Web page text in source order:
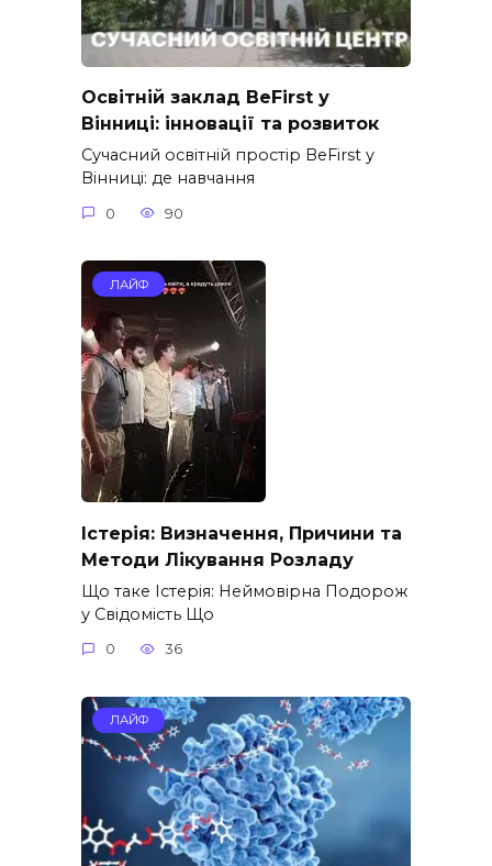
Освітній заклад BeFirst у
Вінниці: інновації та розвиток
Сучасний освітній простір BeFirst у
Вінниці: де навчання
0 90
ЛАЙФ
Істерія: Визначення, Причини та
Методи Лікування Розладу
Що таке Істерія: Неймовірна Подорож
у Свідомість Що
0 36
ЛАЙФ